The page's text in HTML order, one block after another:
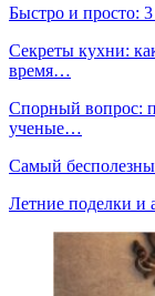
Быстро и просто:
Секреты кухни:
время…
Спорный вопрос:
ученые…
Самый
Летние поделки и